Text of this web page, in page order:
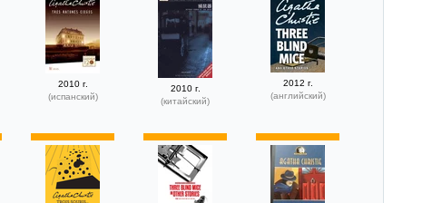
2010 г.
(испанский)
2010 г.
(китайский)
2012 г.
(английский)